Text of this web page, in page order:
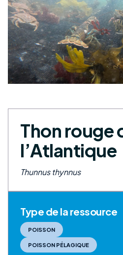
Thon rouge
l’Atlantique
Thunnus thynnus
Type de la ressource
POISSON
POISSON PÉLAGIQUE